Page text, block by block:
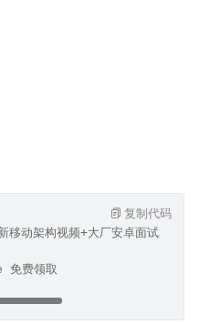
移动架构视频+大厂安卓面试真题+
免费领取
复制代码